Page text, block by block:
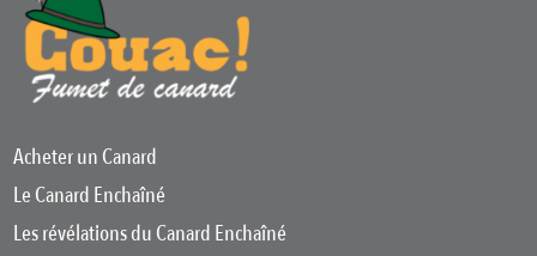
Acheter un Canard
Le Canard Enchaîné
Les révélations du Canard Enchaîné